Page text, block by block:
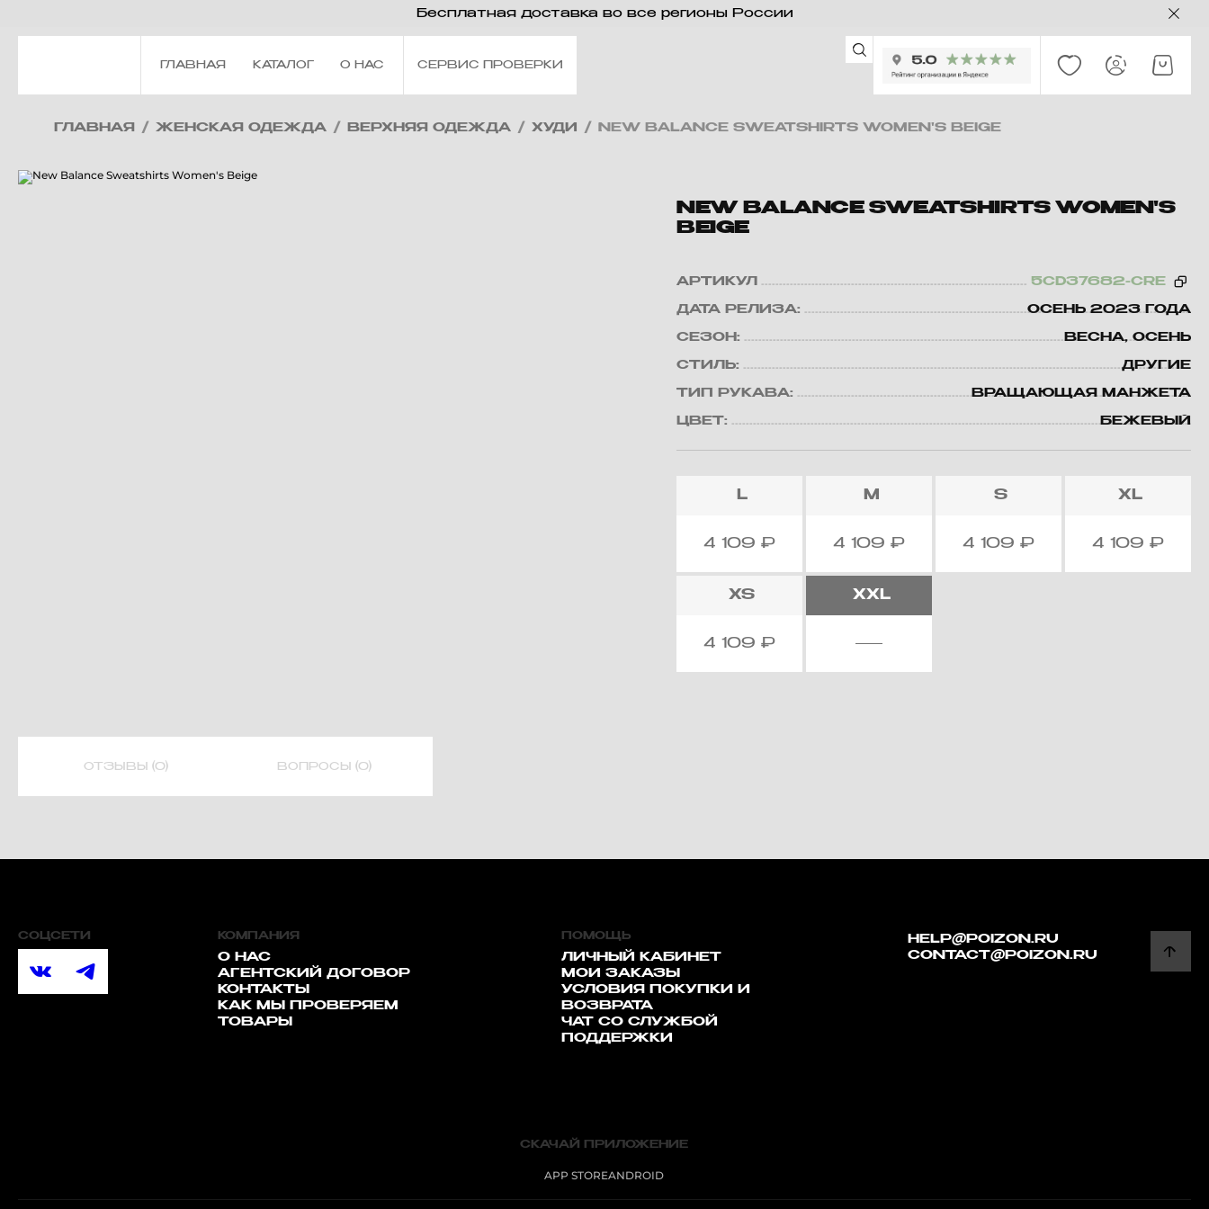
Бесплатная доставка во все регионы России
ГЛАВНАЯ КАТАЛОГ О НАС СЕРВИС ПРОВЕРКИ
ГЛАВНАЯ / ЖЕНСКАЯ ОДЕЖДА / ВЕРХНЯЯ ОДЕЖДА / ХУДИ / NEW BALANCE SWEATSHIRTS WOMEN'S BEIGE
NEW BALANCE SWEATSHIRTS WOMEN'S
BEIGE
АРТИКУЛ 5CD37682-CRE
ДАТА РЕЛИЗА: ОСЕНЬ 2023 ГОДА
СЕЗОН: ВЕСНА, ОСЕНЬ
СТИЛЬ: ДРУГИЕ
ТИП РУКАВА: ВРАЩАЮЩАЯ МАНЖЕТА
ЦВЕТ: БЕЖЕВЫЙ
L
4 109₽
M
4 109₽
S
4 109₽
XL
4 109 ₽
XS
4 109₽
XXL
ОТЗЫВЫ (0) ВОПРОСЫ (0)
СОЦСЕТИ КОМПАНИЯ
О НАС
АГЕНТСКИЙ ДОГОВОР
КОНТАКТЫ
КАК МЫ ПРОВЕРЯЕМ
ТОВАРЫ
HELP@POIZON.RU
CONTACT@POIZON.RU
ПОМОЩЬ
ЛИЧНЫЙ КАБИНЕТ
МОИ ЗАКАЗЫ
УСЛОВИЯ ПОКУПКИ И
ВОЗВРАТА
ЧАТ СО СЛУЖБОЙ
ПОДДЕРЖКИ
СКАЧАЙ ПРИЛОЖЕНИЕ
APP STOREANDROID